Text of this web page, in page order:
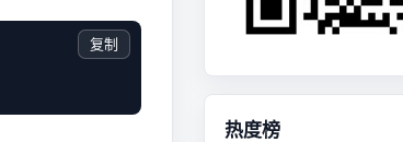
复制
热度榜